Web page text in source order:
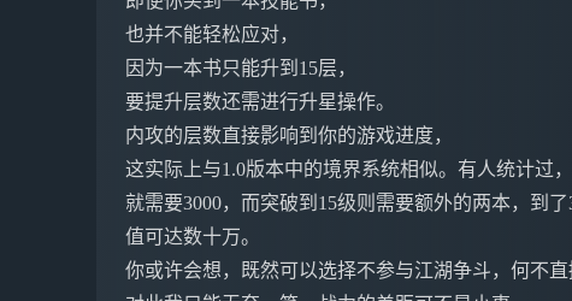
也并不能轻松应对，
因为一本书只能升到15层，
要提升层数还需进行升星操作。
内攻的层数直接影响到你的游戏进度，
这实际上与1.0版本中的境界系统相似。有人统计过
就需要3000，而突破到15级则需要额外的两本，到
值可达数十万。
你或许会想，既然可以选择不参与江湖争斗，何不直